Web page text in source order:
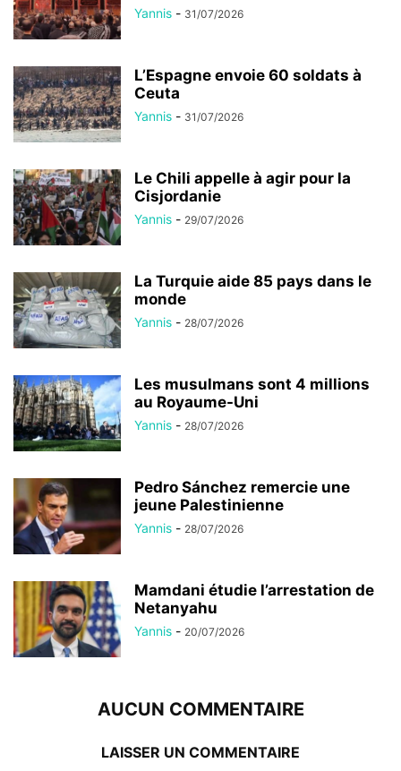
Yannis - 31/07/2026
L’Espagne envoie 60 soldats à
Ceuta
Yannis - 31/07/2026
Le Chili appelle à agir pour la
Cisjordanie
Yannis - 29/07/2026
La Turquie aide 85 pays dans le
monde
Yannis - 28/07/2026
Les musulmans sont 4 millions
au Royaume-Uni
Yannis - 28/07/2026
Pedro Sánchez remercie une
jeune Palestinienne
Yannis - 28/07/2026
Mamdani étudie l’arrestation de
Netanyahu
Yannis - 20/07/2026
AUCUN COMMENTAIRE
LAISSER UN COMMENTAIRE